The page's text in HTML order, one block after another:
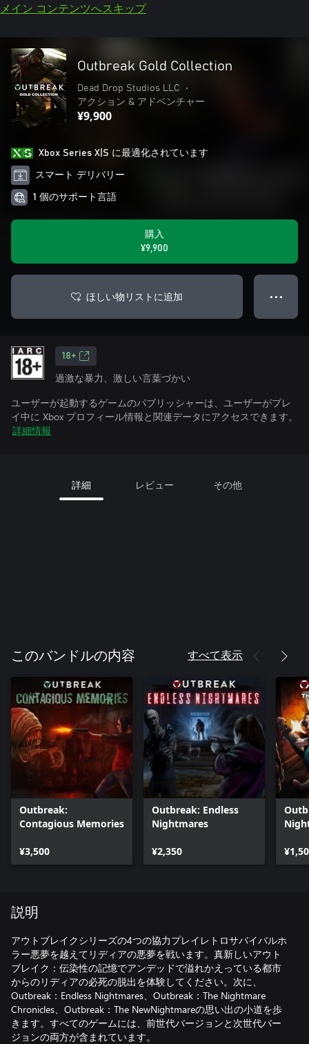
メイン コンテンツへスキップ
Outbreak Gold Collection
Dead Drop Studios LLC
•
アクション & アドベンチャー
¥9,900
Xbox Series X|S に最適化されています
スマート デリバリー
1 個のサポート言語
購入
¥9,900
ほしい物リストに追加 ● ● ●
18+
過激な暴力、激しい言葉づかい
ユーザーが起動するゲームのパブリッシャーは、ユーザーがプレ
イ中に Xbox プロフィール情報と関連データにアクセスできます。
詳細情報
詳細 レビュー その他
このバンドルの内容 すべて表示
Outbreak:
Contagious Memories
¥3,500
Outbreak: Endless
Nightmares
¥2,350
説明
アウトブレイクシリーズの4つの協力プレイレトロサバイバルホ
ラー悪夢を越えてリディアの悪夢を戦います。真新しいアウト
ブレイク：伝染性の記憶でアンデッドで溢れかえっている都市
からのリディアの必死の脱出を体験してください。次に、
Outbreak：Endless Nightmares、Outbreak：The Nightmare
Chronicles、Outbreak：The NewNightmareの思い出の小道を歩
きます。すべてのゲームには、前世代バージョンと次世代バー
ジョンの両方が含まれています。